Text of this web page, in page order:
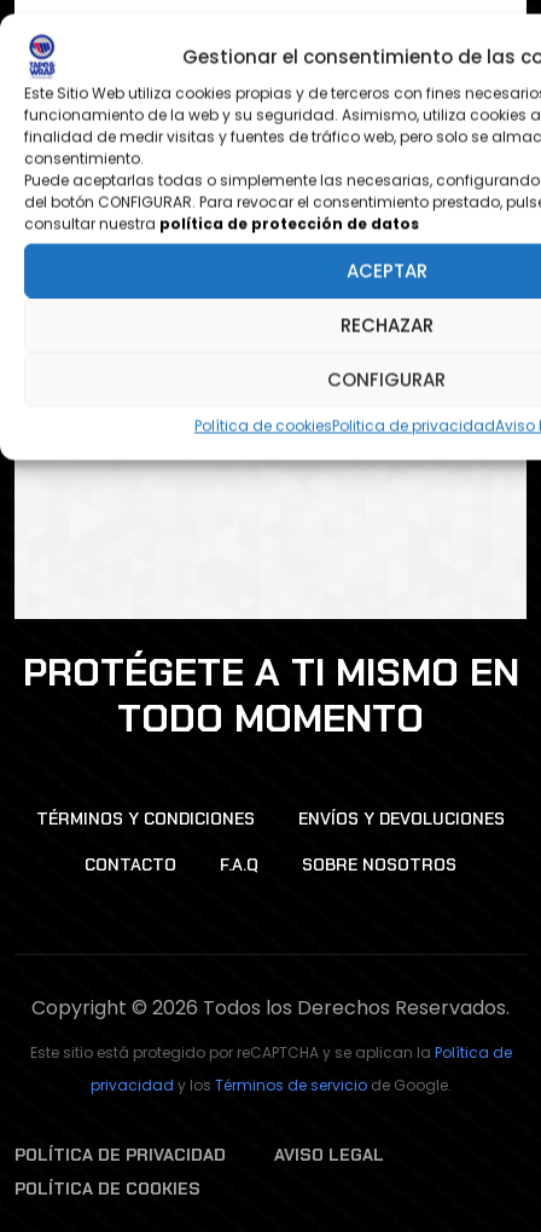
Gestionar el consentimiento de las
Este Sitio Web utiliza cookies propias y de terceros con fines
funcionamiento de la web y su seguridad. Asimismo, utiliza cookies
finalidad de medir visitas y fuentes de tráfico web, pero solo se
consentimiento.
Puede aceptarlas todas o simplemente las necesarias,
del botón CONFIGURAR. Para revocar el consentimiento prestado,
consultar nuestra política de protección de datos
ACEPTAR
RECHAZAR
CONFIGURAR
Política de cookiesPolitica de privacidadAviso
PROTÉGETE A TI MISMO EN
TODO MOMENTO
TÉRMINOS Y CONDICIONES ENVÍOS Y DEVOLUCIONES
CONTACTO F.A.Q SOBRE NOSOTROS
Copyright © 2026 Todos los Derechos Reservados.
Este sitio está protegido por reCAPTCHA y se aplican la Política de
privacidad y los Términos de serviciode Google.
POLÍTICA DE PRIVACIDAD
AVISO LEGAL
POLÍTICA DE COOKIES